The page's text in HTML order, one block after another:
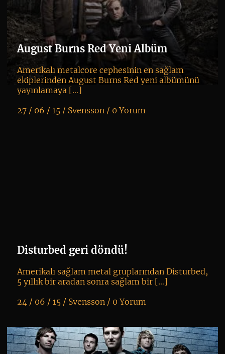
August Burns Red Yeni Albüm
Amerikalı metalcore cephesinin en sağlam
ekiplerinden August Burns Red yeni albümünü
yayınlamaya […]
27 / 06 / 15 / Svensson/ 0 Yorum
Disturbed geri döndü!
Amerikalı sağlam metal gruplarından Disturbed,
5 yıllık bir aradan sonra sağlam bir […]
24 / 06 / 15 / Svensson/ 0 Yorum